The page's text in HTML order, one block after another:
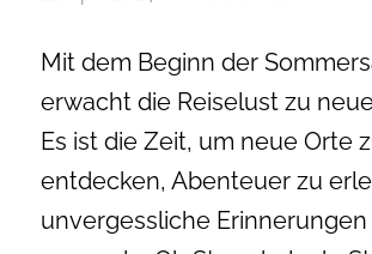
Mit dem Beginn der
erwacht die Reiselust zu
Es ist die Zeit, um neue Orte
entdecken, Abenteuer zu
unvergessliche Erinnerungen